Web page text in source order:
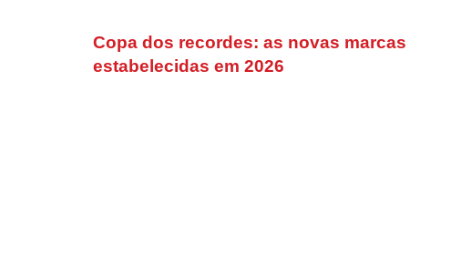
Copa dos recordes: as novas marcas
estabelecidas em 2026